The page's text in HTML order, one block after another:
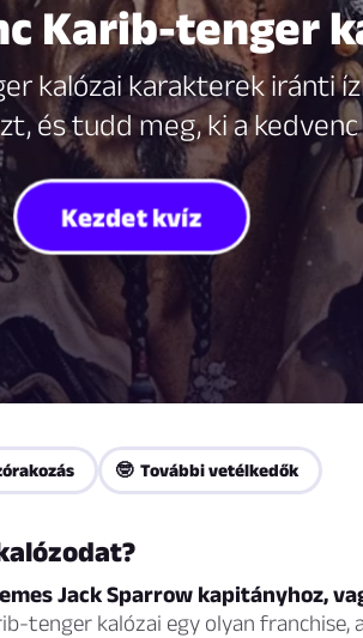
Karib-tenger
kalózai karakterek iránti
és tudd meg, ki a
Kezdet kvíz
🤓 További vetélkedők
Jack Sparrow kapitányhoz,
tenger kalózai egy olyan franchise,